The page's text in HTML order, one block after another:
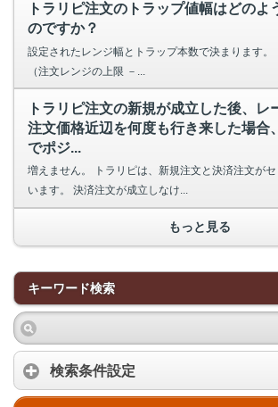
トラリピ注文のトラップ値幅はどのよ
のですか？
設定されたレンジ幅とトラップ本数で決まります。
（注文レンジの上限 －...
トラリピ注文の新規が成立した後、レ
注文価格近辺を何度も行き来した場合
でポジ...
増えません。 トラリピは、新規注文と決済注文が
います。 決済注文が成立しなけ...
もっと見る
キーワード検索
検索条件設定